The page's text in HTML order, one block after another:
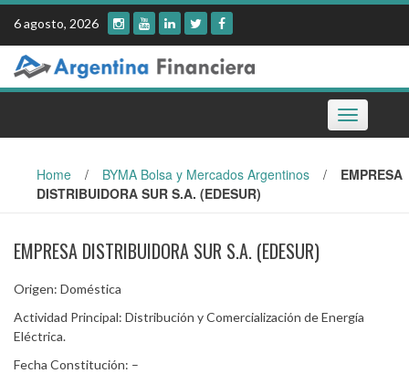
Skip
content
6 agosto, 2026
Toggle
navigation
Home / BYMA Bolsa y Mercados Argentinos /
EMPRESA
DISTRIBUIDORA SUR S.A. (EDESUR)
EMPRESA DISTRIBUIDORA SUR S.A. (EDESUR)
Origen: Doméstica
Actividad Principal: Distribución y Comercialización de Energía
Eléctrica.
Fecha Constitución: –